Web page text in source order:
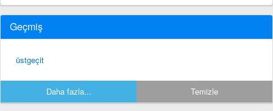
Geçmiş
üstgeçit
Daha fazla... Temizle